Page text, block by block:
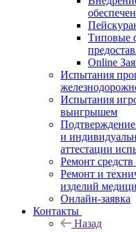
Типовые
Online
Испытания
Испытания
выигрышем
и
аттестации
Ремонт
Ремонт и
изделий
Онлайн-заявка
Контакты
Назад